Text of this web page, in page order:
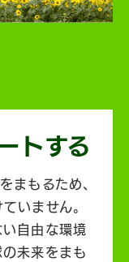
トする
まもるため、
いません。
自由な環境
未来をまも